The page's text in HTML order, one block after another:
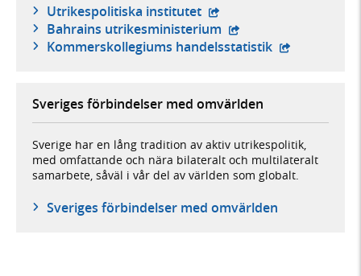
Utrikespolitiska institutet - extern webbplats,
Bahrains utrikesministerium - extern webbplats,
Kommerskollegiums handelsstatistik - extern
Sveriges förbindelser med omvärlden
Sverige har en lång tradition av aktiv utrikespolitik,
med omfattande och nära bilateralt och multilateralt
samarbete, såväl i vår del av världen som globalt.
Sveriges förbindelser med omvärlden